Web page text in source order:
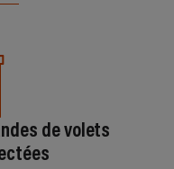
de volets